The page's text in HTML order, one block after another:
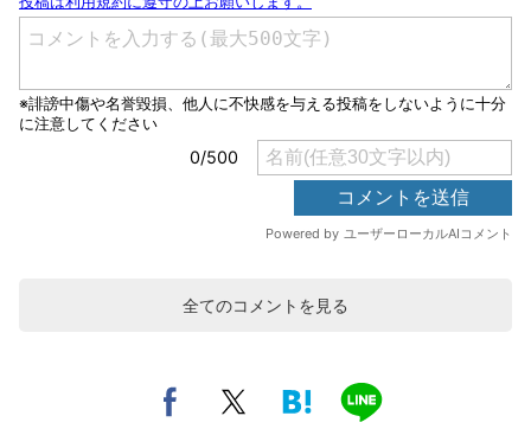
全てのコメントを見る